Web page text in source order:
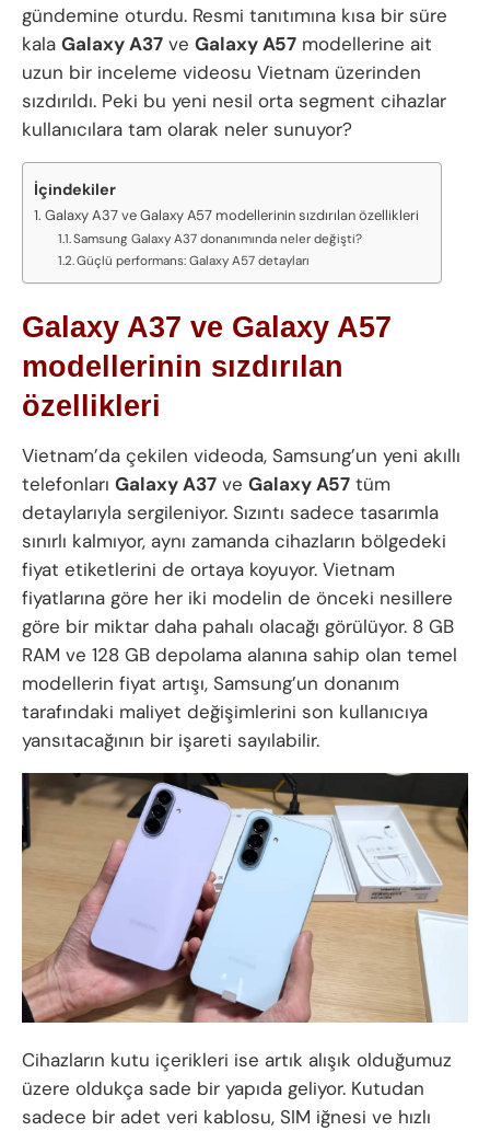
gündemine oturdu. Resmi tanıtımına kısa bir süre
kala Galaxy A37 ve Galaxy A57 modellerine ait
uzun bir inceleme videosu Vietnam üzerinden
sızdırıldı. Peki bu yeni nesil orta segment cihazlar
kullanıcılara tam olarak neler sunuyor?
İçindekiler
Galaxy A37 ve Galaxy A57 modellerinin sızdırılan özellikleri
Samsung Galaxy A37 donanımında neler değişti?
Güçlü performans: Galaxy A57 detayları
Galaxy A37 ve Galaxy A57
modellerinin sızdırılan
özellikleri
Vietnam’da çekilen videoda, Samsung’un yeni akıllı
telefonları Galaxy A37 ve Galaxy A57 tüm
detaylarıyla sergileniyor. Sızıntı sadece tasarımla
sınırlı kalmıyor, aynı zamanda cihazların bölgedeki
fiyat etiketlerini de ortaya koyuyor. Vietnam
fiyatlarına göre her iki modelin de önceki nesillere
göre bir miktar daha pahalı olacağı görülüyor. 8 GB
RAM ve 128 GB depolama alanına sahip olan temel
modellerin fiyat artışı, Samsung’un donanım
tarafındaki maliyet değişimlerini son kullanıcıya
yansıtacağının bir işareti sayılabilir.
Cihazların kutu içerikleri ise artık alışık olduğumuz
üzere oldukça sade bir yapıda geliyor. Kutudan
sadece bir adet veri kablosu, SIM iğnesi ve hızlı